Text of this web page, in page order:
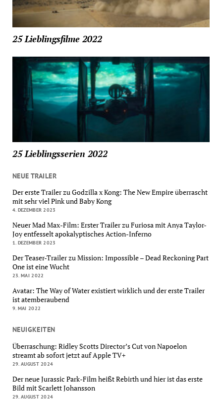
25 Lieblingsfilme 2022
25 Lieblingsserien 2022
NEUE TRAILER
Der erste Trailer zu Godzilla x Kong: The New Empire überrascht
mit sehr viel Pink und Baby Kong
4. DEZEMBER 2023
Neuer Mad Max-Film: Erster Trailer zu Furiosa mit Anya Taylor-
Joy entfesselt apokalyptisches Action-Inferno
1. DEZEMBER 2023
Der Teaser-Trailer zu Mission: Impossible – Dead Reckoning Part
One ist eine Wucht
23. MAI 2022
Avatar: The Way of Water existiert wirklich und der erste Trailer
ist atemberaubend
9. MAI 2022
NEUIGKEITEN
Überraschung: Ridley Scotts Director’s Cut von Napoelon
streamt ab sofort jetzt auf Apple TV+
29. AUGUST 2024
Der neue Jurassic Park-Film heißt Rebirth und hier ist das erste
Bild mit Scarlett Johansson
29. AUGUST 2024